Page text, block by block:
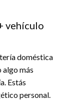
vehículo
doméstica
algo más
Estás
personal.